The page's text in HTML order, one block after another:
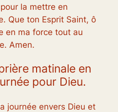
la mettre en
Que ton Esprit Saint, ô
en ma force tout au
Amen.
matinale en
pour Dieu.
journée envers Dieu et